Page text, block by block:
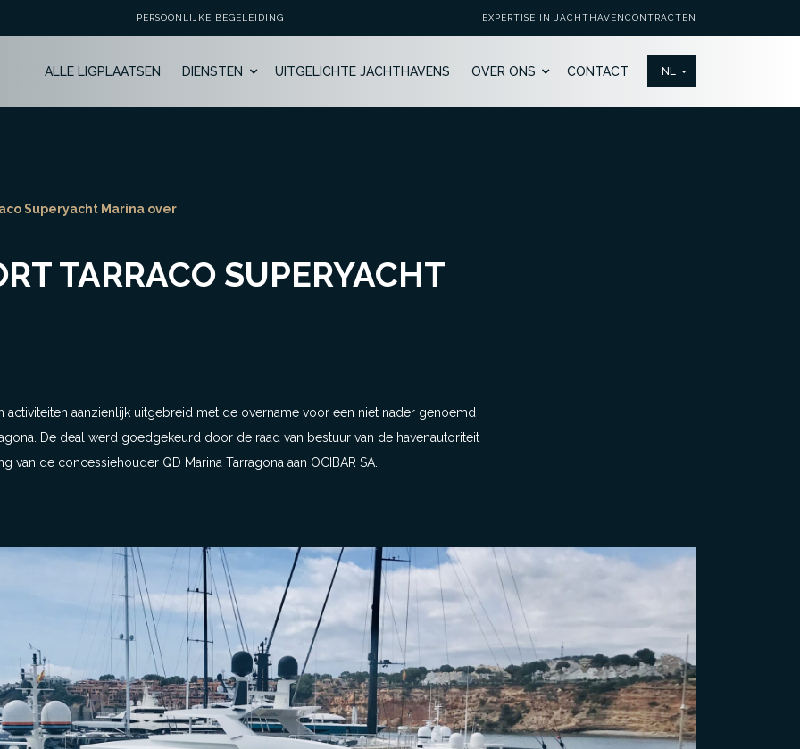
PERSOONLIJKE BEGELEIDING EXPERTISE IN JACHTHAVENCONTRACTEN
ALLE LIGPLAATSEN DIENSTEN UITGELICHTE JACHTHAVENS OVER ONS CONTACT
Superyacht Marina over
TARRACO SUPERYACHT
activiteiten aanzienlijk uitgebreid met de overname voor een niet nader genoemd
De deal werd goedgekeurd door de raad van bestuur van de havenautoriteit
de concessiehouder QD Marina Tarragona aan OCIBAR SA.